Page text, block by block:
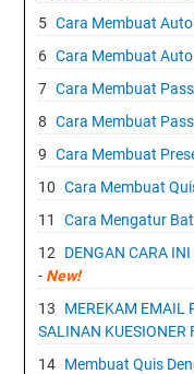
Cara Membuat
Cara Membuat
Cara Membuat
Cara Membuat
Cara Membuat
Cara Membuat
Cara Mengatur
DENGAN CARA
- New!
MEREKAM EMAIL
SALINAN KUESIONER
Membuat Quis